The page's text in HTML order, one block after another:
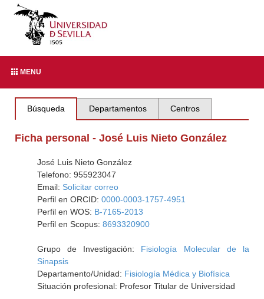
MENU
Búsqueda Departamentos Centros
Ficha personal - José Luis Nieto González
José Luis Nieto González
Telefono: 955923047
Email: Solicitar correo
Perfil en ORCID: 0000-0003-1757-4951
Perfil en WOS: B-7165-2013
Perfil en Scopus: 8693320900
Grupo de Investigación: Fisiología Molecular de la
Sinapsis
Departamento/Unidad: Fisiología Médica y Biofísica
Situación profesional: Profesor Titular de Universidad